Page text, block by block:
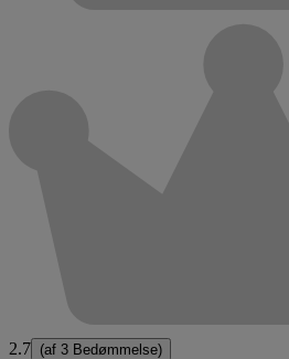
2.7 (af 3 Bedømmelse)